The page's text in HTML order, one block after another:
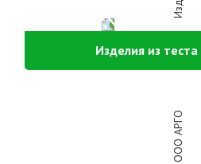
Изделия из